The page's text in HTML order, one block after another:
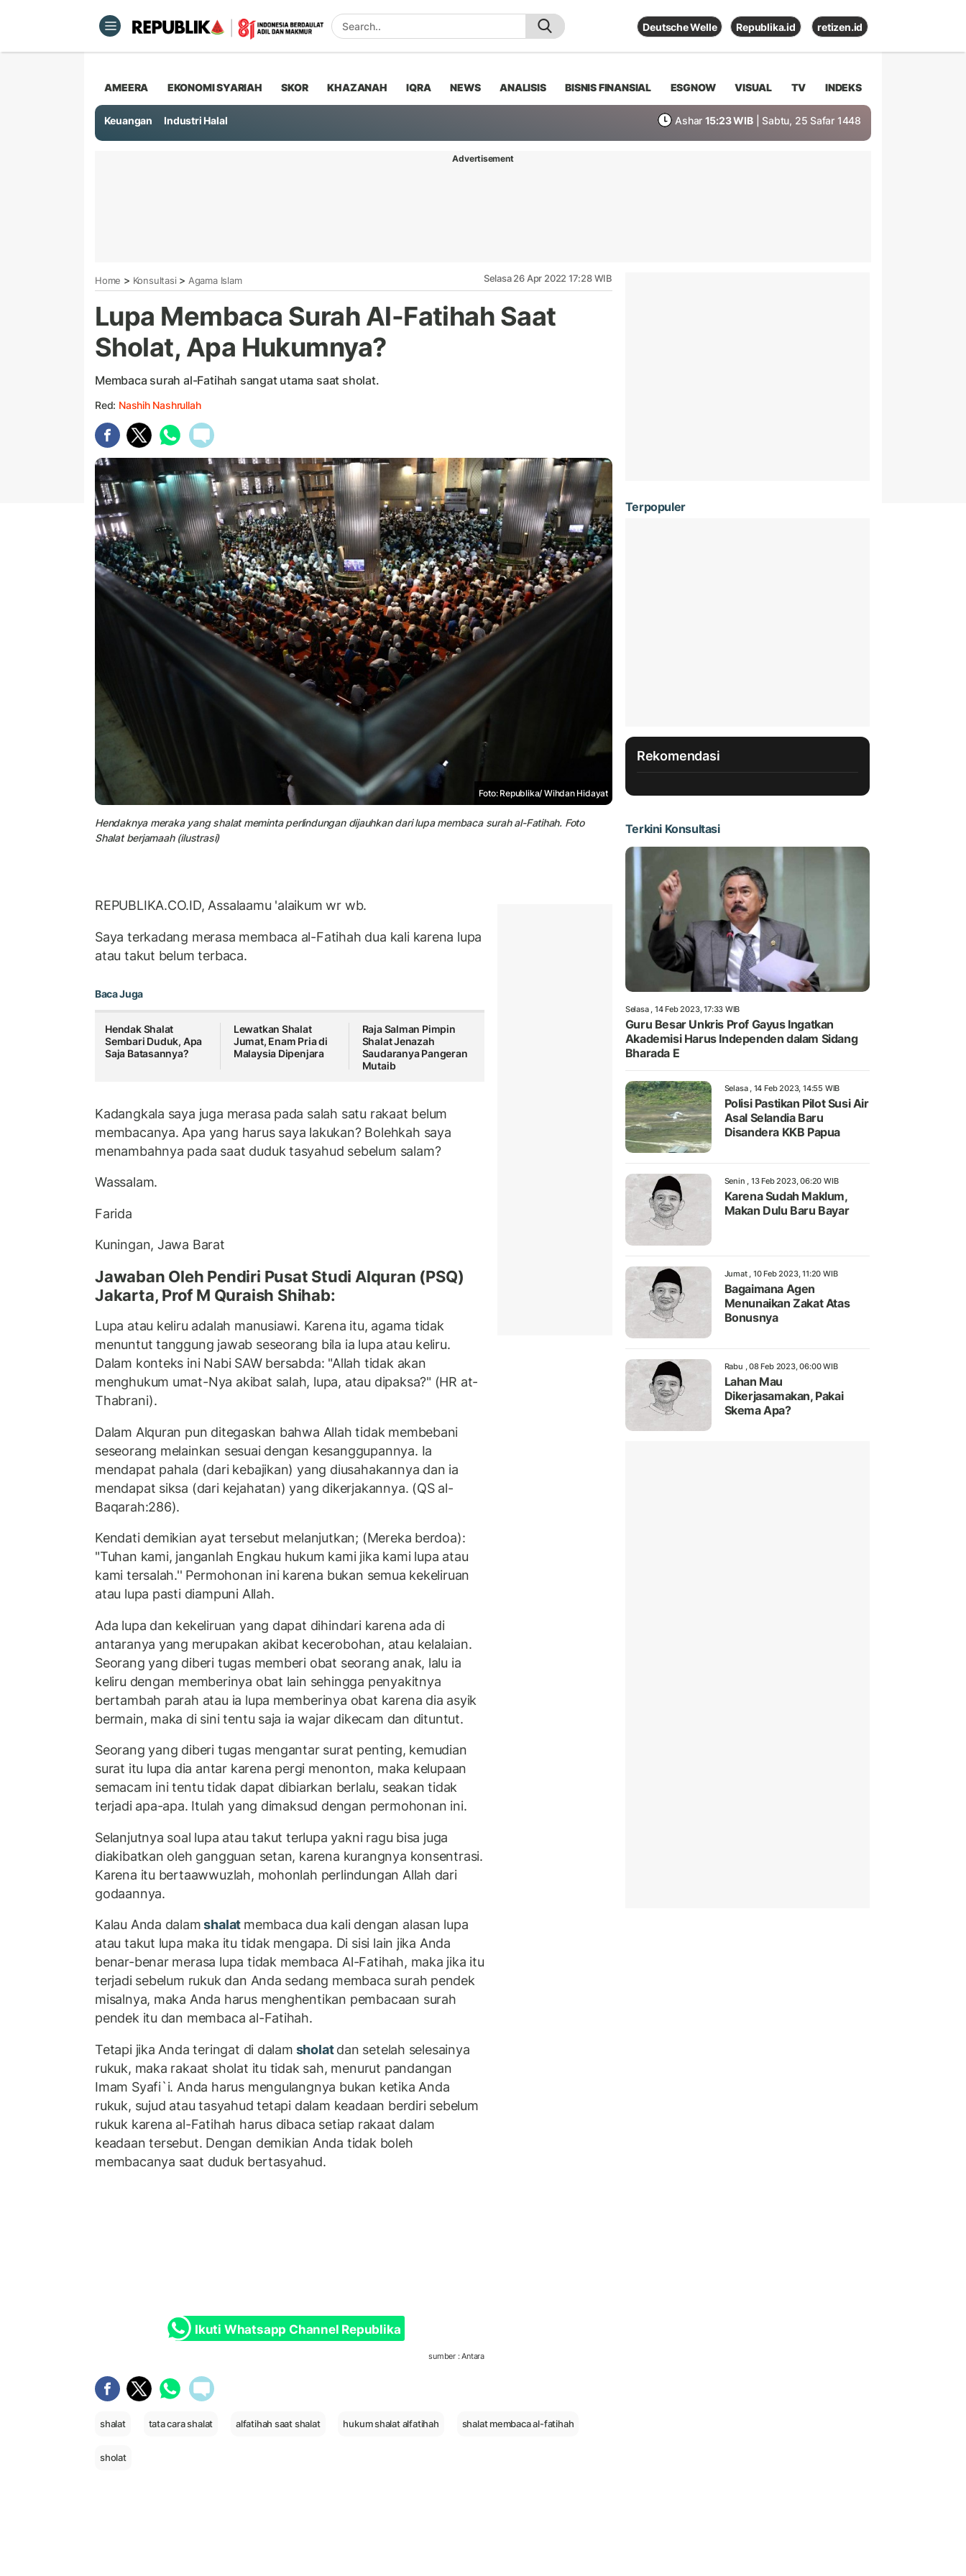
Deutsche Welle Republika.id retizen.id
AMEERA EKONOMI SYARIAH SKOR KHAZANAH IQRA NEWS ANALISIS BISNIS FINANSIAL ESGNOW VISUAL TV INDEKS
Keuangan Industri Halal Ashar 15:23 WIB | Sabtu, 25 Safar 1448
Advertisement
Home > Konsultasi > Agama Islam Selasa 26 Apr 2022 17:28 WIB
Lupa Membaca Surah Al-Fatihah Saat
Sholat, Apa Hukumnya?
Membaca surah al-Fatihah sangat utama saat sholat.
Red: Nashih Nashrullah
Foto: Republika/ Wihdan Hidayat
Hendaknya meraka yang shalat meminta perlindungan dijauhkan dari lupa membaca surah al-Fatihah. Foto
Shalat berjamaah (ilustrasi)
REPUBLIKA.CO.ID, Assalaamu 'alaikum wr wb.
Saya terkadang merasa membaca al-Fatihah dua kali karena lupa
atau takut belum terbaca.
Baca Juga
Hendak Shalat
Sembari Duduk, Apa
Saja Batasannya?
Lewatkan Shalat
Jumat, Enam Pria di
Malaysia Dipenjara
Raja Salman Pimpin
Shalat Jenazah
Saudaranya Pangeran
Mutaib
Kadangkala saya juga merasa pada salah satu rakaat belum
membacanya. Apa yang harus saya lakukan? Bolehkah saya
menambahnya pada saat duduk tasyahud sebelum salam?
Wassalam.
Farida
Kuningan, Jawa Barat
Jawaban Oleh Pendiri Pusat Studi Alquran (PSQ)
Jakarta, Prof M Quraish Shihab:
Lupa atau keliru adalah manusiawi. Karena itu, agama tidak
menuntut tanggung jawab seseorang bila ia lupa atau keliru.
Dalam konteks ini Nabi SAW bersabda: "Allah tidak akan
menghukum umat-Nya akibat salah, lupa, atau dipaksa?" (HR at-
Thabrani).
Dalam Alquran pun ditegaskan bahwa Allah tidak membebani
seseorang melainkan sesuai dengan kesanggupannya. Ia
mendapat pahala (dari kebajikan) yang diusahakannya dan ia
mendapat siksa (dari kejahatan) yang dikerjakannya. (QS al-
Baqarah:286).
Kendati demikian ayat tersebut melanjutkan; (Mereka berdoa):
"Tuhan kami, janganlah Engkau hukum kami jika kami lupa atau
kami tersalah.'' Permohonan ini karena bukan semua kekeliruan
atau lupa pasti diampuni Allah.
Ada lupa dan kekeliruan yang dapat dihindari karena ada di
antaranya yang merupakan akibat kecerobohan, atau kelalaian.
Seorang yang diberi tugas memberi obat seorang anak, lalu ia
keliru dengan memberinya obat lain sehingga penyakitnya
bertambah parah atau ia lupa memberinya obat karena dia asyik
bermain, maka di sini tentu saja ia wajar dikecam dan dituntut.
Seorang yang diberi tugas mengantar surat penting, kemudian
surat itu lupa dia antar karena pergi menonton, maka kelupaan
semacam ini tentu tidak dapat dibiarkan berlalu, seakan tidak
terjadi apa-apa. Itulah yang dimaksud dengan permohonan ini.
Selanjutnya soal lupa atau takut terlupa yakni ragu bisa juga
diakibatkan oleh gangguan setan, karena kurangnya konsentrasi.
Karena itu bertaawwuzlah, mohonlah perlindungan Allah dari
godaannya.
Kalau Anda dalamshalat membaca dua kali dengan alasan lupa
atau takut lupa maka itu tidak mengapa. Di sisi lain jika Anda
benar-benar merasa lupa tidak membaca Al-Fatihah, maka jika itu
terjadi sebelum rukuk dan Anda sedang membaca surah pendek
misalnya, maka Anda harus menghentikan pembacaan surah
pendek itu dan membaca al-Fatihah.
Tetapi jika Anda teringat di dalam sholatdan setelah selesainya
rukuk, maka rakaat sholat itu tidak sah, menurut pandangan
Imam Syafi`i. Anda harus mengulangnya bukan ketika Anda
rukuk, sujud atau tasyahud tetapi dalam keadaan berdiri sebelum
rukuk karena al-Fatihah harus dibaca setiap rakaat dalam
keadaan tersebut. Dengan demikian Anda tidak boleh
membacanya saat duduk bertasyahud.
Ikuti Whatsapp Channel Republika
sumber : Antara
shalat tata cara shalat alfatihah saat shalat hukum shalat alfatihah shalat membaca al-fatihah
sholat
Terpopuler
Rekomendasi
Terkini Konsultasi
Selasa , 14 Feb 2023, 17:33 WIB
Guru Besar Unkris Prof Gayus Ingatkan
Akademisi Harus Independen dalam Sidang
Bharada E
Selasa , 14 Feb 2023, 14:55 WIB
Polisi Pastikan Pilot Susi Air
Asal Selandia Baru
Disandera KKB Papua
Senin , 13 Feb 2023, 06:20 WIB
Karena Sudah Maklum,
Makan Dulu Baru Bayar
Jumat , 10 Feb 2023, 11:20 WIB
Bagaimana Agen
Menunaikan Zakat Atas
Bonusnya
Rabu , 08 Feb 2023, 06:00 WIB
Lahan Mau
Dikerjasamakan, Pakai
Skema Apa?